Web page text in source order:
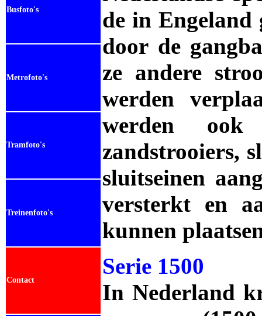
de in Engeland
door de
ze andere
werden
werden ook
zandstrooiers,
sluitseinen
versterkt en
kunnen
Serie 1500
In Nederland
Busfoto's
Metrofoto's
Tramfoto's
Treinenfoto's
Contact